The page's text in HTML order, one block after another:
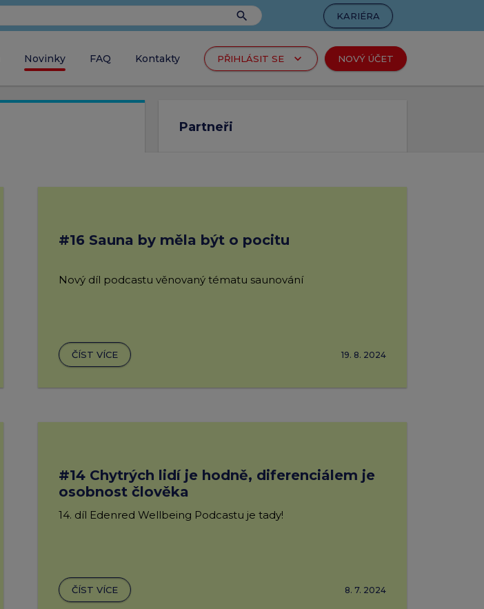
KARIÉRA
search
Novinky FAQ Kontakty PŘIHLÁSIT SE keyboard_arrow_down
Zaměstnavatel
chci objednávat produkty
chci akceptovat produkty arrow_forward
Návod k přihlášení
NOVÝ ÚČET
Partneři
#16 Sauna by měla být o pocitu
Nový díl podcastu věnovaný tématu saunování
ČÍST VÍCE 19. 8. 2024
#14 Chytrých lidí je hodně, diferenciálem je
osobnost člověka
14. díl Edenred Wellbeing Podcastu je tady!
ČÍST VÍCE 8. 7. 2024